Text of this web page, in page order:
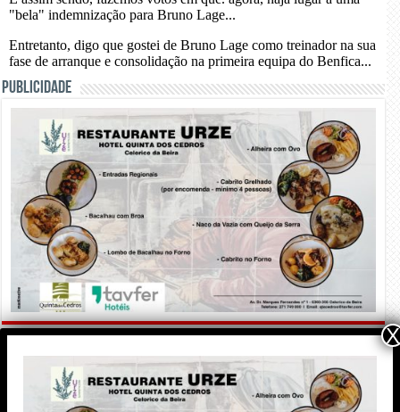
PUBLICIDADE
PUBLICIDADE
X